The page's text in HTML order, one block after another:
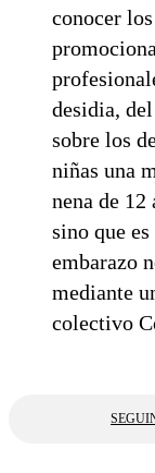
conocer
desidia,
sobre los
niñas una
nena de
sino que
embarazo
mediante
colectivo